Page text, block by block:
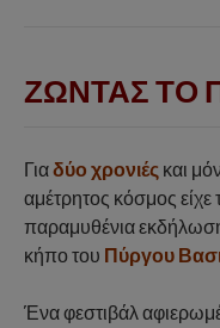
ΖΩΝΤΑΣ ΤΟ
Γιαδύο χρονιές και
αμέτρητος κόσμος είχε
παραμυθένια
κήπο του Πύργου
Ένα φεστιβάλ